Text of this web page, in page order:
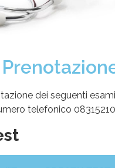
dei seguenti esami
telefonico